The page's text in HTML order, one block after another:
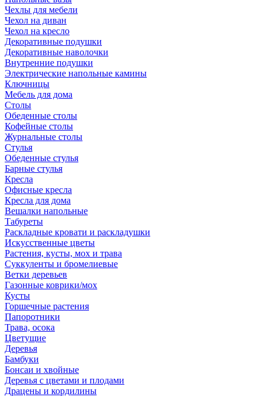
Чехлы для мебели
Чехол на диван
Чехол на кресло
Декоративные подушки
Декоративные наволочки
Внутренние подушки
Электрические напольные камины
Ключницы
Мебель для дома
Столы
Обеденные столы
Кофейные столы
Журнальные столы
Стулья
Обеденные стулья
Барные стулья
Кресла
Офисные кресла
Кресла для дома
Вешалки напольные
Табуреты
Раскладные кровати и раскладушки
Искусственные цветы
Растения, кусты, мох и трава
Суккуленты и бромелиевые
Ветки деревьев
Газонные коврики/мох
Кусты
Горшечные растения
Папоротники
Трава, осока
Цветущие
Деревья
Бамбуки
Бонсаи и хвойные
Деревья с цветами и плодами
Драцены и кордилины